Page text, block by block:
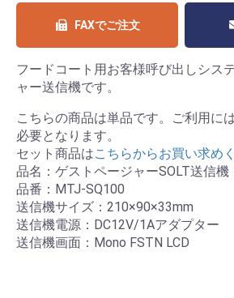
FAXでご注文
フードコート用お客様呼び出しシス
ャー送信機です。
こちらの商品は単品です。ご利用に
必要となります。
セット商品はこちらからお買い求め
品名：ゲストページャーSOLT送信機
品番：MTJ-SQ100
送信機サイズ：210×90×33mm
送信機電源：DC12V/1Aアダプター
送信機画面：Mono FSTN LCD